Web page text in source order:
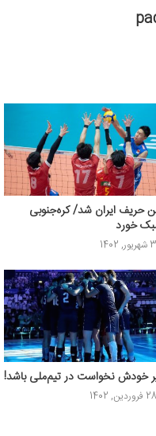
حریف ایران شد/ کره‌جنوبی
خورد
3 شهریور, 1402
خودش نخواست در تیم‌ملی باشد!
28 فروردین, 1402